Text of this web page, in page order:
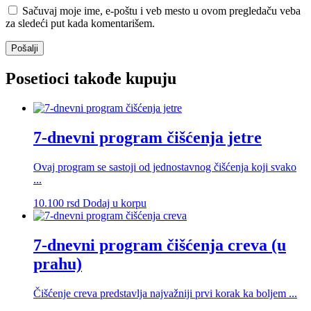
Sačuvaj moje ime, e-poštu i veb mesto u ovom pregledaču veba
za sledeći put kada komentarišem.
Posetioci takođe kupuju
7-dnevni program čišćenja jetre
Ovaj program se sastoji od jednostavnog čišćenja koji svako
...
10.100 rsd Dodaj u korpu
7-dnevni program čišćenja creva (u
prahu)
Čišćenje creva predstavlja najvažniji prvi korak ka boljem ...